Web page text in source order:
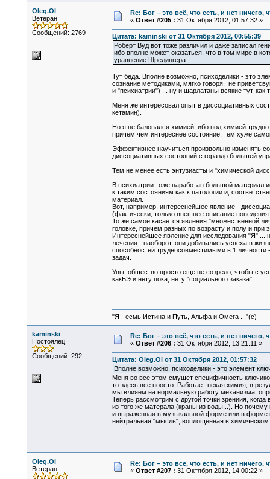
Oleg.Ol
Ветеран
Сообщений: 2769
Re: Бог – это всё, что есть, и нет
« Ответ #205 : 31 Октября 2012, 01:57:32 »
Цитата: kaminski от 31 Октября 2012, 00:55:39
Роберт Вуд вот тоже различил и даже записал
ибо вполне может оказаться, что в том мире в
уравнение Шредингера.
Тут беда. Вполне возможно, психоделики - это
сознание методиками, мягко говоря, не
и "психиатрии") ... ну и шарлатаны всякие тут-как
Меня же интересовал опыт в диссоциативных
кетамин).
Но я не баловался химией, ибо под химией
причем чем интереснее состояние, тем хуже
Эффективнее научиться произвольно изменять
диссоциативных состояний с гораздо большей
Тем не менее есть энтузиасты и "химической
В психиатрии тоже наработан большой материал
к таким состояниям как к патологии и,
материал.
Вот, например, интереснейшее явление -
(фактически, только внешнее описание
То же самое касается явления "множественной
головке, причем разных по возрасту и полу и при
Интереснейшее явление для исследования "Я" ...
лечения - наоборот, они добивались успеха в
способностей трудносовместимыми в 1
задач.
Увы, общество просто еще не созрело, чтобы с
какБЭ и нету пока, нету "социального заказа".
"Я - есмь Истина и Путь, Альфа и Омега ..."(с)
kaminski
Постоялец
Сообщений: 292
Re: Бог – это всё, что есть, и нет
« Ответ #206 : 31 Октября 2012, 13:21:11 »
Цитата: Oleg.Ol от 31 Октября 2012, 01:57:32
Вполне возможно, психоделики - это элемент
Меня во все этом смущет специфичность
то здесь все поосто. Работает некая химия, в
мы влияем на нормальную работу механизма,
Теперь рассмотрим с другой точки зрениия,
из того же матерала (краны из воды...). Но
и выраженная в музыкальной форме или в форме
нейтральная "мысль", воплощенная в
Oleg.Ol
Ветеран
Re: Бог – это всё, что есть, и нет
« Ответ #207 : 31 Октября 2012, 14:00:22 »